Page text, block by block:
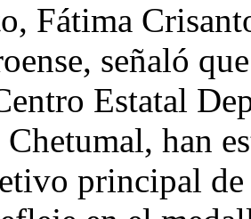
Fátima
señaló
Estatal
han
principal